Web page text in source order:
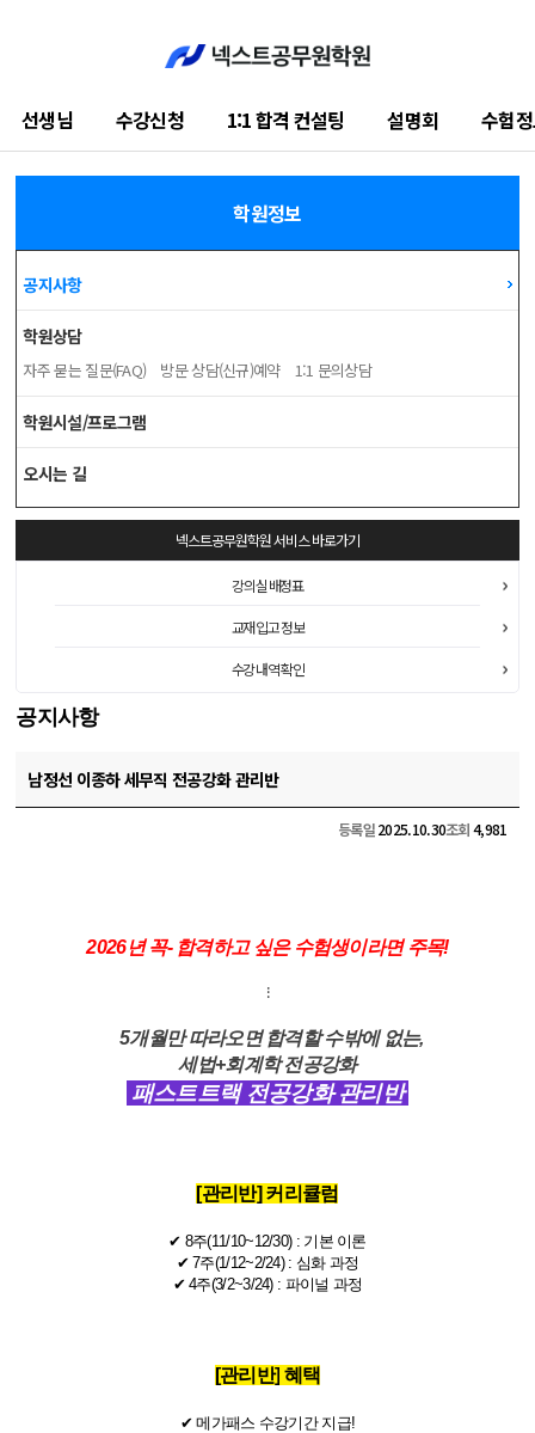
선생님 수강신청 1:1 합격 컨설팅 설명회 수험
학습지원센터
학원정보
공지사항
학원상담
자주 묻는 질문(FAQ) 방문 상담(신규)예약 1:1 문의상담
학원시설/프로그램
오시는 길
넥스트공무원학원서비스 바로가기
강의실 배정표
교재 입고 정보
수강 내역 확인
공지사항
남정선 이종하 세무직 전공강화 관리반
등록일2025.10.30조회4,981
2026년 꼭- 합격하고 싶은 수험생이라면 주목!
⁝
5개월만 따라오면 합격할 수밖에 없는,
세법+회계학 전공강화
패스트트랙 전공강화 관리반
[관리반] 커리큘럼
✔ 8주(11/10~12/30) : 기본 이론
✔7주(1/12~2/24) : 심화 과정
✔4주(3/2~3/24) : 파이널 과정​
[관리반] 혜택
✔ ​메가패스 수강기간 지급!​